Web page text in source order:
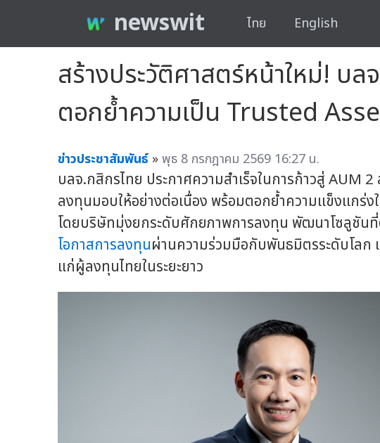
newswit ไทย English
สร้างประวัติศาสตร์หน้าใหม่! บ
ตอกย้ำความเป็น Trusted
ข่าวประชาสัมพันธ์ »พุธ 8 กรกฎาคม 2569 16:27 น.
บลจ.กสิกรไทย ประกาศความสำเร็จในการก้าวสู่ AUM
ลงทุนมอบให้อย่างต่อเนื่อง พร้อมตอกย้ำความแข็งแกร่
โดยบริษัทมุ่งยกระดับศักยภาพการลงทุน พัฒนาโซลูชัน
โอกาสการลงทุนผ่านความร่วมมือกับพันธมิตรระดับโลก
แก่ผู้ลงทุนไทยในระยะยาว